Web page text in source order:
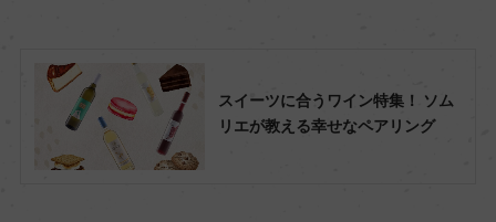
スイーツに合うワイン特集！ ソム
リエが教える幸せなペアリング